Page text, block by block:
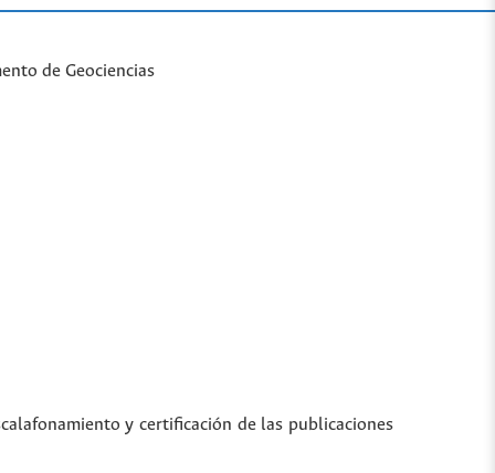
de Geociencias
y certificación de las publicaciones